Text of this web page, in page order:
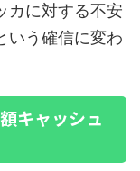
カに対する不安
いう確信に変わ
キャッシュ